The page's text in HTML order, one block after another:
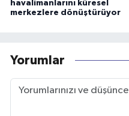
havalimanlarını küresel
merkezlere dönüştürüyor
Yorumlar